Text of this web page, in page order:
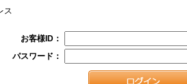
ス
お客様ID：
パスワード：